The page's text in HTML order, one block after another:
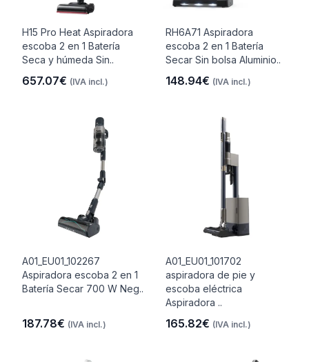
H15 Pro Heat Aspiradora
escoba 2 en 1 Batería
Seca y húmeda Sin..
657.07€ (IVA incl.)
RH6A71 Aspiradora
escoba 2 en 1 Batería
Secar Sin bolsa Aluminio..
148.94€ (IVA incl.)
A01_EU01_102267
Aspiradora escoba 2 en 1
Batería Secar 700 W Neg..
187.78€ (IVA incl.)
A01_EU01_101702
aspiradora de pie y
escoba eléctrica
Aspiradora ..
165.82€ (IVA incl.)